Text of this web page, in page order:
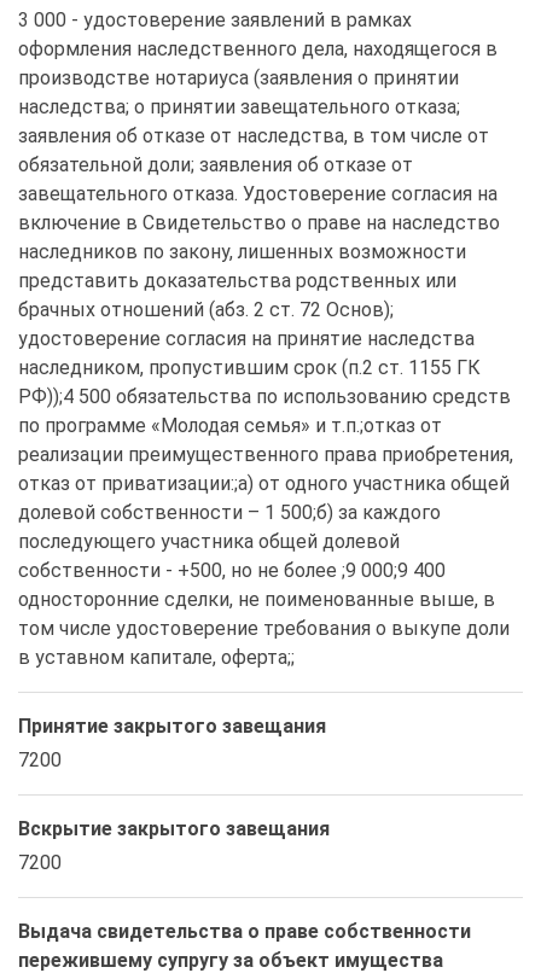
3 000 - удостоверение заявлений в рамках
оформления наследственного дела, находящегося в
производстве нотариуса (заявления о принятии
наследства; о принятии завещательного отказа;
заявления об отказе от наследства, в том числе от
обязательной доли; заявления об отказе от
завещательного отказа. Удостоверение согласия на
включение в Свидетельство о праве на наследство
наследников по закону, лишенных возможности
представить доказательства родственных или
брачных отношений (абз. 2 ст. 72 Основ);
удостоверение согласия на принятие наследства
наследником, пропустившим срок (п.2 ст. 1155 ГК
РФ));4 500 обязательства по использованию средств
по программе «Молодая семья» и т.п.;отказ от
реализации преимущественного права приобретения,
отказ от приватизации:;а) от одного участника общей
долевой собственности – 1 500;б) за каждого
последующего участника общей долевой
собственности - +500, но не более ;9 000;9 400
односторонние сделки, не поименованные выше, в
том числе удостоверение требования о выкупе доли
в уставном капитале, оферта;;
Принятие закрытого завещания
7200
Вскрытие закрытого завещания
7200
Выдача свидетельства о праве собственности
пережившему супругу за объект имущества